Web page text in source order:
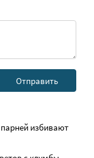
избивают